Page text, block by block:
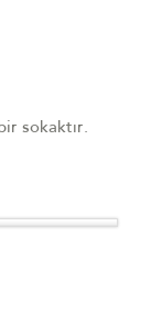
sokaktır.